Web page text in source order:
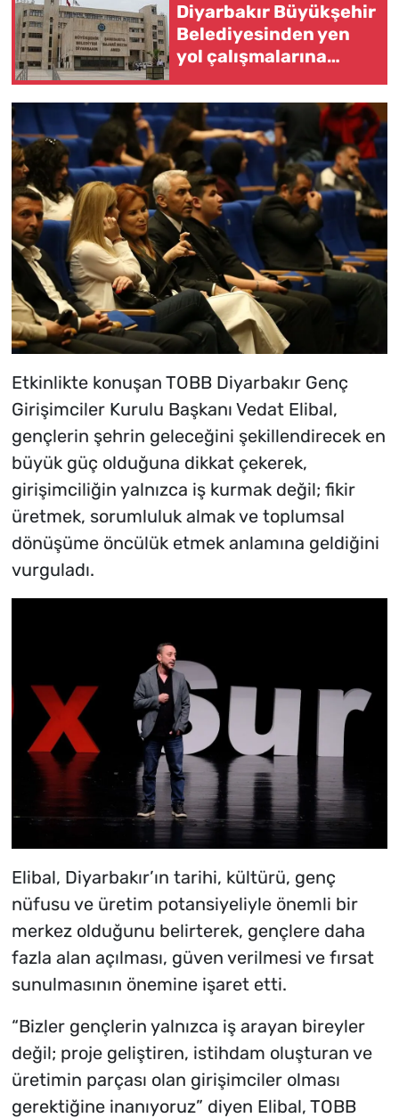
Diyarbakır Büyükşehir
Belediyesinden yen
yol çalışmalarına
Etkinlikte konuşan TOBB Diyarbakır Genç
Girişimciler Kurulu Başkanı Vedat Elibal,
gençlerin şehrin geleceğini şekillendirecek en
büyük güç olduğuna dikkat çekerek,
girişimciliğin yalnızca iş kurmak değil; fikir
üretmek, sorumluluk almak ve toplumsal
dönüşüme öncülük etmek anlamına geldiğini
vurguladı.
Elibal, Diyarbakır’ın tarihi, kültürü, genç
nüfusu ve üretim potansiyeliyle önemli bir
merkez olduğunu belirterek, gençlere daha
fazla alan açılması, güven verilmesi ve fırsat
sunulmasının önemine işaret etti.
“Bizler gençlerin yalnızca iş arayan bireyler
değil; proje geliştiren, istihdam oluşturan ve
üretimin parçası olan girişimciler olması
gerektiğine inanıyoruz” diyen Elibal, TOBB